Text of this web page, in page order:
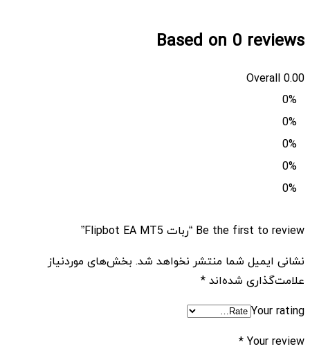
Based on 0 reviews
0.00
Overall
0%
0%
0%
0%
0%
Be the first to review “ربات Flipbot EA MT5”
نشانی ایمیل شما منتشر نخواهد شد. بخش‌های موردنیاز
علامت‌گذاری شده‌اند*
Your rating
Your review
*